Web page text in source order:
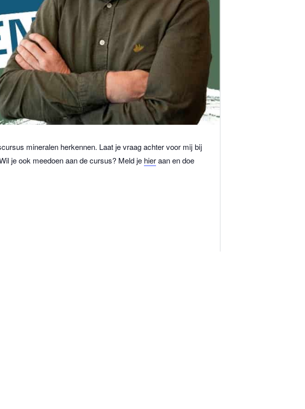
mineralen herkennen. Laat je vraag achter voor mij bij
je ook meedoen aan de cursus? Meld je hieraan en doe